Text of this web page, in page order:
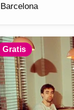
Barcelona
Gratis